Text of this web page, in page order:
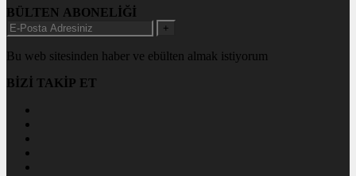
BÜLTEN ABONELİĞİ
+
Bu web sitesinden haber ve ebülten almak istiyorum
BİZİ TAKİP ET